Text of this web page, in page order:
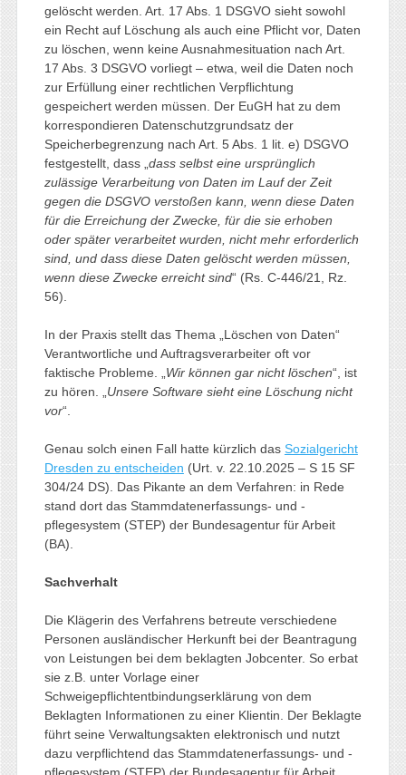
gelöscht werden. Art. 17 Abs. 1 DSGVO sieht sowohl
ein Recht auf Löschung als auch eine Pflicht vor, Daten
zu löschen, wenn keine Ausnahmesituation nach Art.
17 Abs. 3 DSGVO vorliegt – etwa, weil die Daten noch
zur Erfüllung einer rechtlichen Verpflichtung
gespeichert werden müssen. Der EuGH hat zu dem
korrespondieren Datenschutzgrundsatz der
Speicherbegrenzung nach Art. 5 Abs. 1 lit. e) DSGVO
festgestellt, dass „ dass selbst eine ursprünglich
zulässige Verarbeitung von Daten im Lauf der Zeit
gegen die DSGVO verstoßen kann, wenn diese Daten
für die Erreichung der Zwecke, für die sie erhoben
oder später verarbeitet wurden, nicht mehr erforderlich
sind, und dass diese Daten gelöscht werden müssen,
wenn diese Zwecke erreicht sind“ (Rs. C‑446/21, Rz.
56).
In der Praxis stellt das Thema „Löschen von Daten“
Verantwortliche und Auftragsverarbeiter oft vor
faktische Probleme. „ Wir können gar nicht löschen“, ist
zu hören. „ Unsere Software sieht eine Löschung nicht
vor“.
Genau solch einen Fall hatte kürzlich das Sozialgericht
Dresden zu entscheiden (Urt. v. 22.10.2025 – S 15 SF
304/24 DS). Das Pikante an dem Verfahren: in Rede
stand dort das Stammdatenerfassungs- und -
pflegesystem (STEP) der Bundesagentur für Arbeit
(BA).
Sachverhalt
Die Klägerin des Verfahrens betreute verschiedene
Personen ausländischer Herkunft bei der Beantragung
von Leistungen bei dem beklagten Jobcenter. So erbat
sie z.B. unter Vorlage einer
Schweigepflichtentbindungserklärung von dem
Beklagten Informationen zu einer Klientin. Der Beklagte
führt seine Verwaltungsakten elektronisch und nutzt
dazu verpflichtend das Stammdatenerfassungs- und -
pflegesystem (STEP) der Bundesagentur für Arbeit